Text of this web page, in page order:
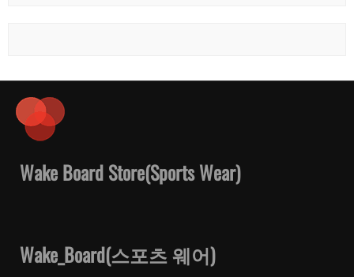
Wake Board Store(Sports Wear)
Wake_Board(스포츠 웨어)